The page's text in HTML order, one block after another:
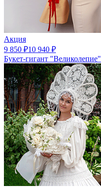
Акция
9 850 ₽10 940 ₽
Букет-гигант "Великолепие"